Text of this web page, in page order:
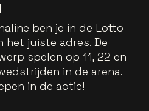
ben je in de Lotto
het juiste adres. De
spelen op 11, 22 en
in de arena.
in de actie!